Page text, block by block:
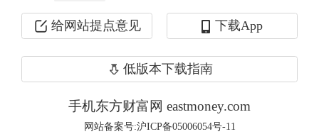
给网站提点意见 下载App
低版本下载指南
手机东方财富网 eastmoney.com
网站备案号:沪ICP备05006054号-11